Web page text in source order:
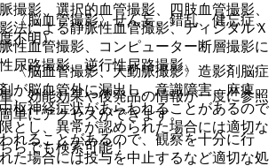
〈脳血管撮影〉せん妄、錯乱、健忘症、
不明）。
〈脳血管撮影、大動脈撮影〉造影剤脳症
が脳血管外に漏出し、意識障害、麻痺、
枢神経症状があらわれることがあるので
とし、異常が認められた場合には適切な
撮影、選択的血管撮影、四肢血管撮影、
法による静脈性血管撮影、ディジタルＸ
性血管撮影、コンピューター断層撮影に
尿路撮影、逆行性尿路撮影。
れることがあるので、観察を十分に行
た場合には投与を中止するなど適切な処
、効能効果や後発品の情報が一度に参照
単にアクセスができます。
らでも検索可能！